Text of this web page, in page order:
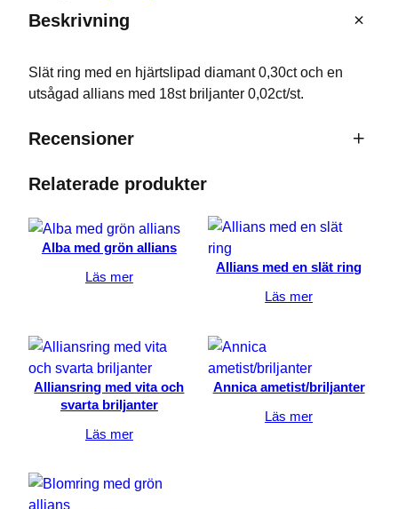
Beskrivning
Slät ring med en hjärtslipad diamant 0,30ct och en
utsågad allians med 18st briljanter 0,02ct/st.
Recensioner
0 recensioner av Hjärtslipad
diamantring, allians med briljanter
Bli först med att recensera ”Hjärtslipad
diamantring, allians med briljanter”
Obligatoriska fält är märkta
Ditt betyg*
Din recension*
Relaterade produkter
Alba med grön allians
Läs mer
Allians med en slät ring
Läs mer
Alliansring med vita och
svarta briljanter
Läs mer
Annica ametist/briljanter
Läs mer
Nödvändiga
Dessa kakor
går inte att
välja bort. De
behövs för
över huvud
fungera.